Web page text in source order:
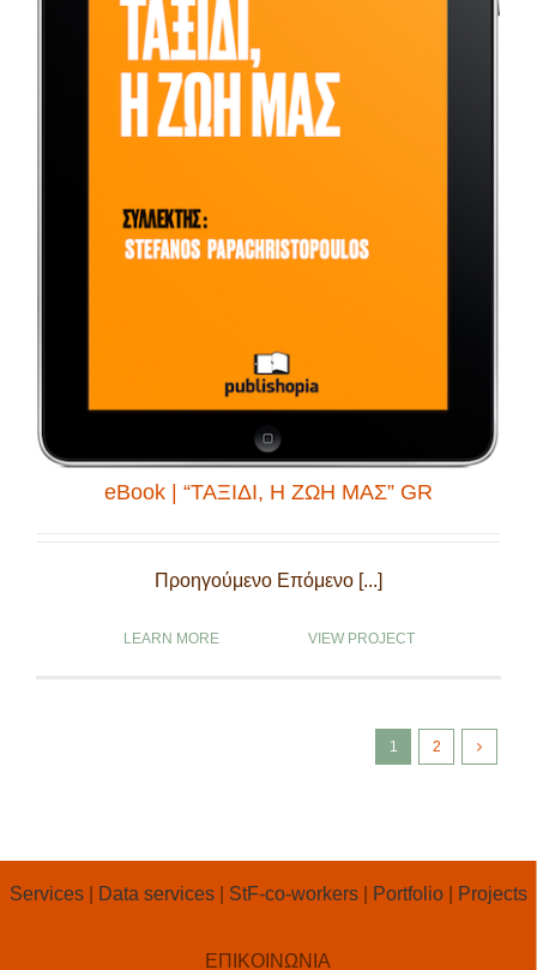
eBook | “ΤΑΞΙΔΙ, Η ΖΩΗ ΜΑΣ” GR
Προηγούμενο Επόμενο [...]
LEARN MORE VIEW PROJECT
1 2
Services| Data services| StF-co-workers| Portfolio| Projects
ΕΠΙΚΟΙΝΩΝΙΑ